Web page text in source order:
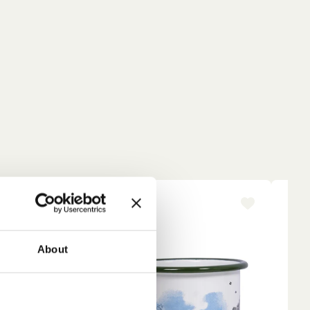
About
NEU